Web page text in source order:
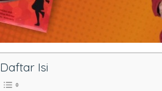
Daftar Isi